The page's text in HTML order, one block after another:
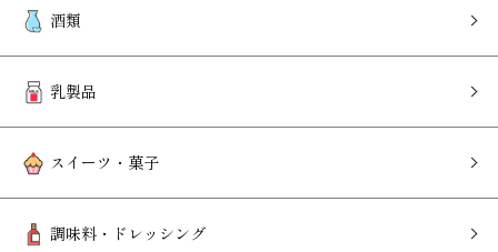
酒類
乳製品
スイーツ・菓子
調味料・ドレッシング